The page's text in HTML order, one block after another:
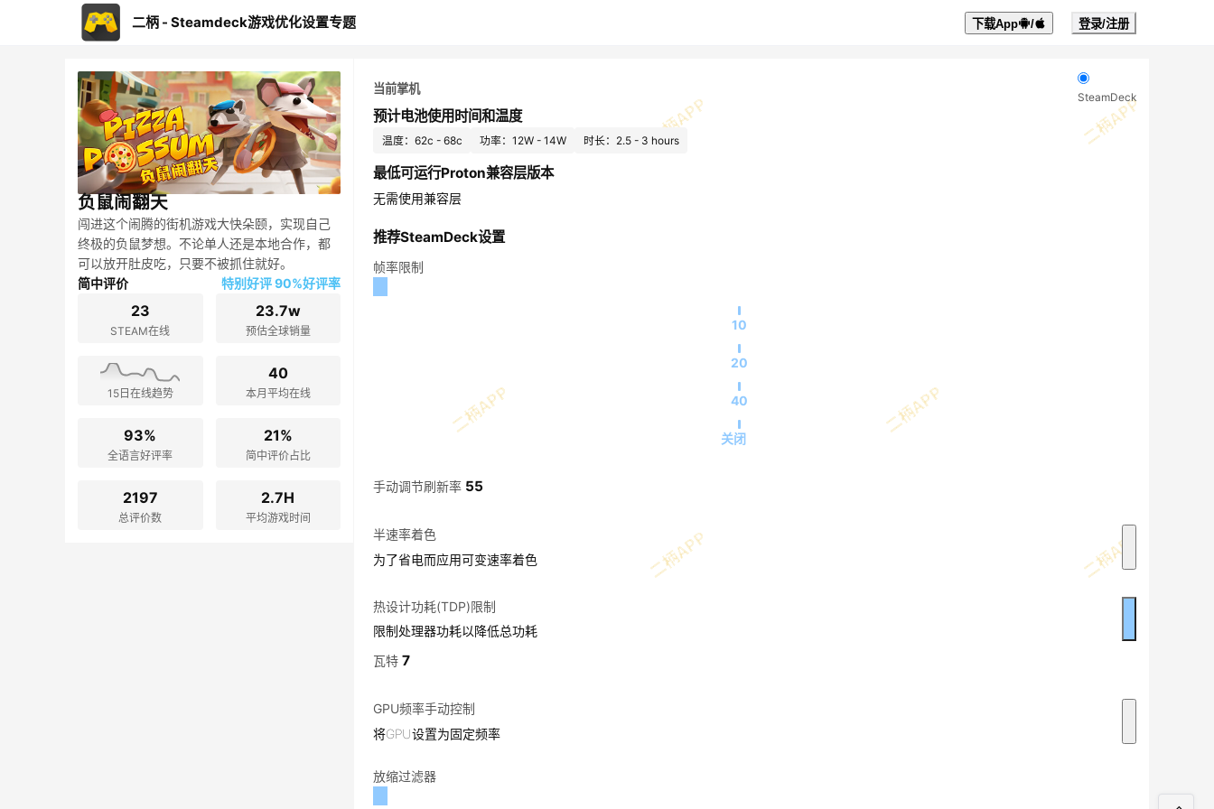
二柄 - Steamdeck游戏优化设置专题 下载App / 登录/注册
负鼠闹翻天
闯进这个闹腾的街机游戏大快朵颐，实现自己
终极的负鼠梦想。不论单人还是本地合作，都
可以放开肚皮吃，只要不被抓住就好。
简中评价
特别好评 90%好评率
23
STEAM在线
23.7w
预估全球销量
15日在线趋势
40
本月平均在线
93%
全语言好评率
21%
简中评价占比
2197
总评价数
2.7H
平均游戏时间
当前掌机
SteamDeck
预计电池使用时间和温度
温度：62c - 68c 功率：12W - 14W 时长：2.5 - 3 hours
最低可运行Proton兼容层版本
无需使用兼容层
推荐SteamDeck设置
帧率限制
10
20
40
关闭
手动调节刷新率 55
半速率着色
为了省电而应用可变速率着色
热设计功耗(TDP)限制
限制处理器功耗以降低总功耗
瓦特 7
GPU频率手动控制
将GPU设置为固定频率
放缩过滤器